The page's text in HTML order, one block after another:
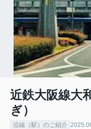
近鉄大阪線大
ぎ）
沿線（駅）のご紹介